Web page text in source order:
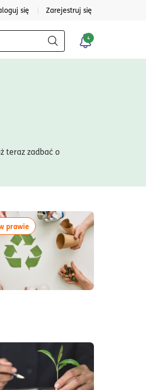
się Zarejestruj się
Szukaj
4
teraz zadbać o
z półki artykuł System kaucyjny w
prawiewięcej artykułów z
artykułów z tagiem:#ESG